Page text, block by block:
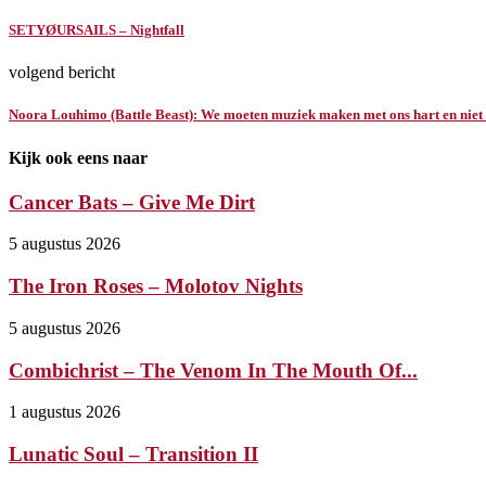
SETYØURSAILS – Nightfall
volgend bericht
Noora Louhimo (Battle Beast): We moeten muziek maken met ons hart en
Kijk ook eens naar
Cancer Bats – Give Me Dirt
5 augustus 2026
The Iron Roses – Molotov Nights
5 augustus 2026
Combichrist – The Venom In The Mouth Of...
1 augustus 2026
Lunatic Soul – Transition II